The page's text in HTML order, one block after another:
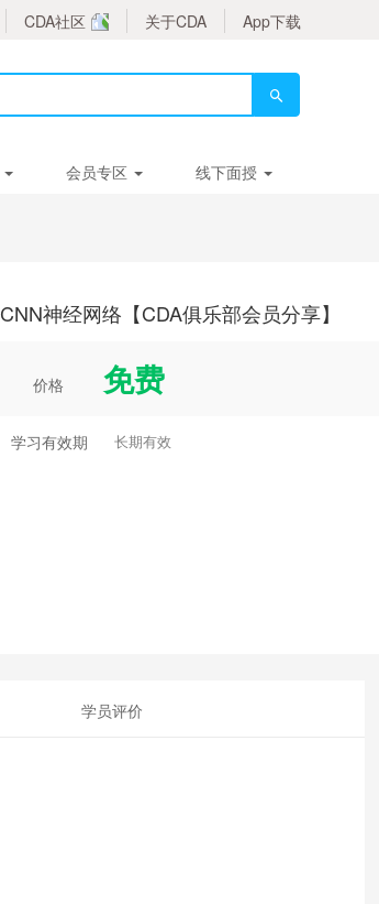
CDA社区 关于CDA App下载
会员专区 线下面授
CNN神经网络【CDA俱乐部会员分享】
价格 免费
学习有效期 长期有效
学员评价